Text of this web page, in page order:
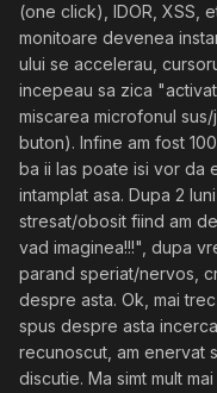
(one click), IDOR, XSS,
monitoare devenea
ului se accelerau,
incepeau sa zica
miscarea microfonul
buton). Infine am fost
ba ii las poate isi vor da
intamplat asa. Dupa 2
stresat/obosit fiind am
vad imaginea!!!", dupa
parand speriat/nervos,
despre asta. Ok, mai
spus despre asta
recunoscut, am enervat
discutie. Ma simt mult